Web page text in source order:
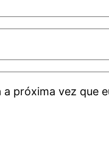
próxima vez que